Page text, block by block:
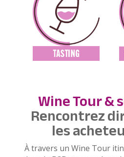
Wine Tour &
Rencontrez
les
À travers un Wine Tour